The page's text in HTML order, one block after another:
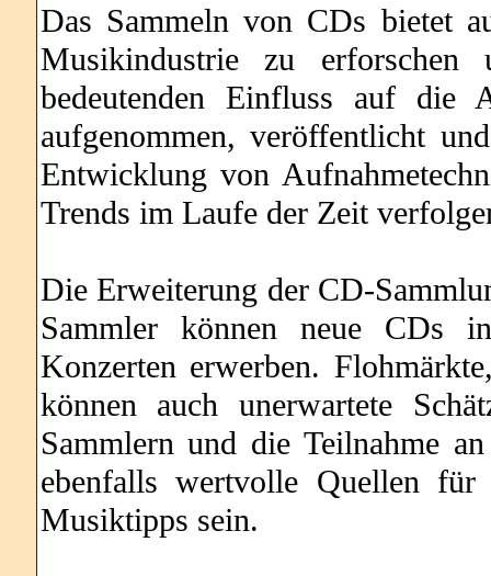
Das Sammeln von CDs bietet
Musikindustrie zu
bedeutenden Einfluss auf
aufgenommen, veröffentlicht
Entwicklung von
Trends im Laufe der Zeit
Die Erweiterung der CD-
Sammler können neue CDs
Konzerten erwerben.
können auch unerwartete
Sammlern und die Teilnahme
ebenfalls wertvolle Quellen
Musiktipps sein.